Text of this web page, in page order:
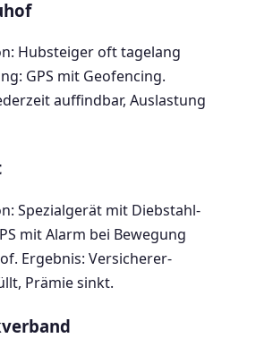
Hubsteiger oft tagelang
GPS mit Geofencing.
auffindbar, Auslastung
Spezialgerät mit Diebstahl-
mit Alarm bei Bewegung
Ergebnis: Versicherer-
Prämie sinkt.